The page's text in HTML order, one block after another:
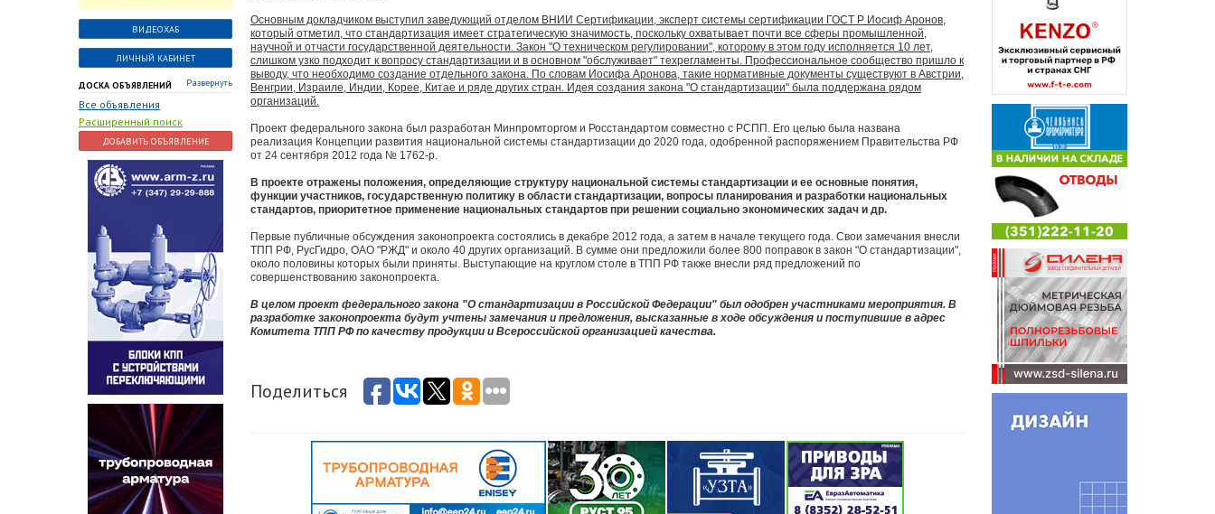
ВИДЕОХАБ
ЛИЧНЫЙ КАБИНЕТ
ДОСКА ОБЪЯВЛЕНИЙ Развернуть
Все объявления
Расширенный поиск
ДОБАВИТЬ ОБЪЯВЛЕНИЕ
Основным докладчиком выступил заведующий отделом ВНИИ Сертификации, эксперт системы сертификации ГОСТ Р Иосиф Аронов,
который отметил, что стандартизация имеет стратегическую значимость, поскольку охватывает почти все сферы промышленной,
научной и отчасти государственной деятельности. Закон "О техническом регулировании", которому в этом году исполняется 10 лет,
слишком узко подходит к вопросу стандартизации и в основном "обслуживает" техрегламенты. Профессиональное сообщество пришло к
выводу, что необходимо создание отдельного закона. По словам Иосифа Аронова, такие нормативные документы существуют в Австрии,
Венгрии, Израиле, Индии, Корее, Китае и ряде других стран. Идея создания закона "О стандартизации" была поддержана рядом
организаций.
Проект федерального закона был разработан Минпромторгом и Росстандартом совместно с РСПП. Его целью была названа
реализация Концепции развития национальной системы стандартизации до 2020 года, одобренной распоряжением Правительства РФ
от 24 сентября 2012 года № 1762-р.
В проекте отражены положения, определяющие структуру национальной системы стандартизации и ее основные понятия,
функции участников, государственную политику в области стандартизации, вопросы планирования и разработки национальных
стандартов, приоритетное применение национальных стандартов при решении социально экономических задач и др.
Первые публичные обсуждения законопроекта состоялись в декабре 2012 года, а затем в начале текущего года. Свои замечания внесли
ТПП РФ, РусГидро, ОАО "РЖД" и около 40 других организаций. В сумме они предложили более 800 поправок в закон "О стандартизации",
около половины которых были приняты. Выступающие на круглом столе в ТПП РФ также внесли ряд предложений по
совершенствованию законопроекта.
В целом проект федерального закона "О стандартизации в Российской Федерации" был одобрен участниками мероприятия. В
разработке законопроекта будут учтены замечания и предложения, высказанные в ходе обсуждения и поступившие в адрес
Комитета ТПП РФ по качеству продукции и Всероссийской организацией качества.
Поделиться